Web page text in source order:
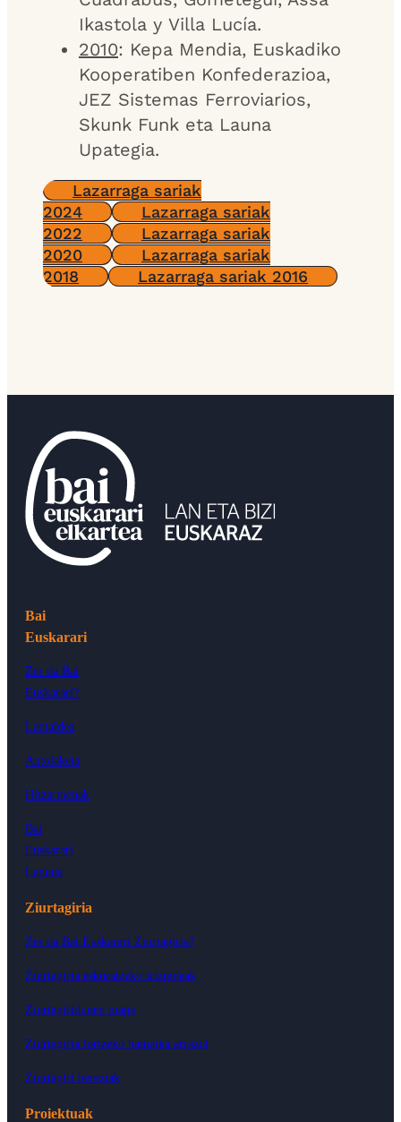
Ikastola y Villa Lucía.
2010: Kepa Mendia, Euskadiko
Kooperatiben Konfederazioa,
JEZ Sistemas Ferroviarios,
Skunk Funk eta Launa
Upategia.
Lazarraga sariak
2024
Lazarraga sariak
2022
Lazarraga sariak
2020
Lazarraga sariak
2018
Lazarraga sariak 2016
Bai
Euskarari
Zer da Bai
Euskarari?
Lantaldea
Antolaketa
Hitzarmenak
Bai
Euskarari
Laguna
Ziurtagiria
Zer da Bai Euskarari Ziurtagiria?
Ziurtagiria eskuratzeko irizpideak
Ziurtagiridunen mapa
Ziurtagiria lortzeko hamaika arrazoi
Ziurtagiri bereziak
Proiektuak